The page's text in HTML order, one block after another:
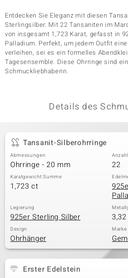
Entdecken Sie Eleganz mit diesen
Sterlingsilber. Mit 22 Tansaniten im
von insgesamt 1,723 Karat, gefasst in
Palladium. Perfekt, um jedem Outfit
verleihen, sei es ein formelles
Tagesensemble. Diese Ohrringe sind
Schmuckliebhaberin.
Details des
Tansanit-Silberohrringe
Abmessungen
Ohrringe - 20 mm 22
Karatgewicht Summe
1,723 ct
Legierung
925er Sterling Silber
Design
Ohrhänger
Marke
Erster Edelstein